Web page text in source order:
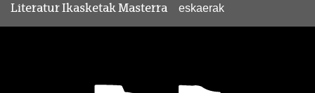
Literatur Ikasketak Masterra
eskaerak